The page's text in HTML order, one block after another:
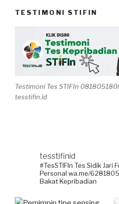
TESTIMONI STIFIN
Testimoni Tes STIFIn
tesstifin.id
tesstifinid
#TesSTIFIn Tes Sidik Jari
Personal wa.me/
Bakat Kepribadian